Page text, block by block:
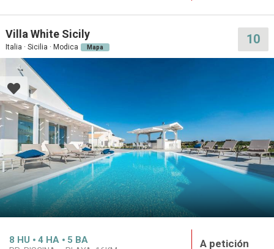
Villa White Sicily
Italia · Sicilia · Modica Mapa
10
8 HU 4 HA 5 BA A petición